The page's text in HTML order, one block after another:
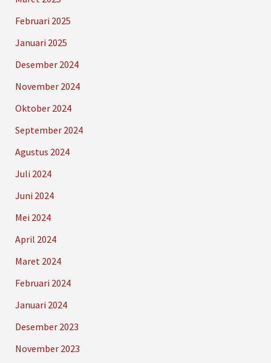
Februari 2025
Januari 2025
Desember 2024
November 2024
Oktober 2024
September 2024
Agustus 2024
Juli 2024
Juni 2024
Mei 2024
April 2024
Maret 2024
Februari 2024
Januari 2024
Desember 2023
November 2023